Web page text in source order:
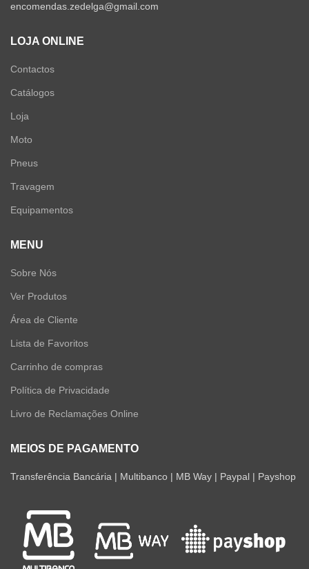
encomendas.zedelga@gmail.com
LOJA ONLINE
Contactos
Catálogos
Loja
Moto
Pneus
Travagem
Equipamentos
MENU
Sobre Nós
Ver Produtos
Área de Cliente
Lista de Favoritos
Carrinho de compras
Política de Privacidade
Livro de Reclamações Online
MEIOS DE PAGAMENTO
Transferência Bancária | Multibanco | MB Way | Paypal | Payshop